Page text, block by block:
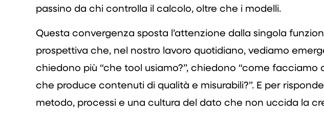
passino da chi controlla il calcolo, oltre che i modelli.
Questa convergenza sposta l’attenzione dalla singola
prospettiva che, nel nostro lavoro quotidiano, vediamo
chiedono più “che tool usiamo?”, chiedono “come
che produce contenuti di qualità e misurabili?”. E per
metodo, processi e una cultura del dato che non uccida la